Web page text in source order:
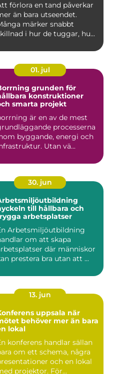
förlora en tand påverkar
än bara utseendet.
märker snabbt
i hur de tuggar, hu...
01. jul
grunden för
konstruktioner
smarta projekt
är en av de mest
processerna
byggande, energi och
Utan vä...
30. jun
till hållbara och
arbetsplatser
Arbetsmiljöutbildning
om att skapa
där människor
prestera bra utan att ...
13. jun
uppsala när
behöver mer än bara
lokal
konferens handlar sällan
om ett schema, några
och en lokal
projektor. För...